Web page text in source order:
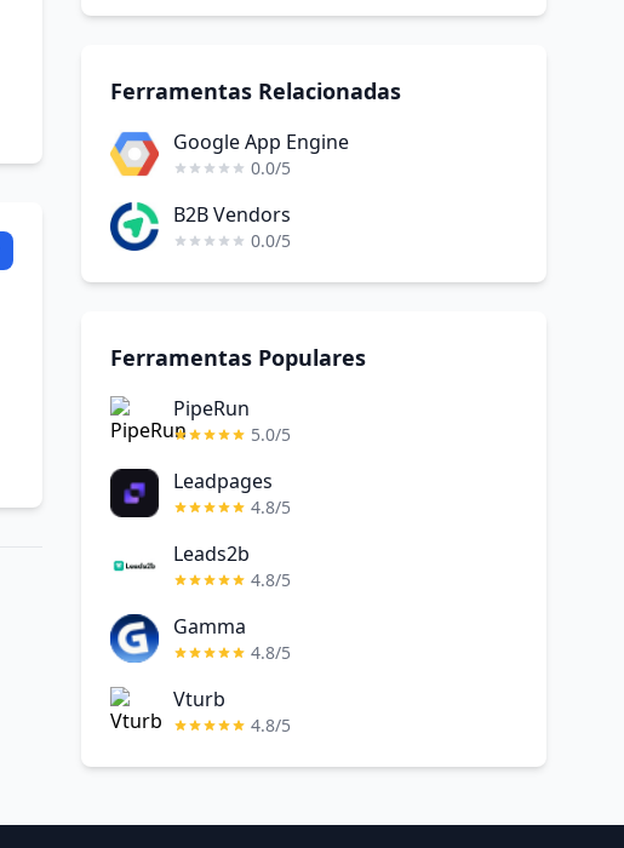
Ferramentas Relacionadas
Google App Engine
0.0/5
B2B Vendors
0.0/5
Ferramentas Populares
PipeRun
5.0/5
Leadpages
4.8/5
Leads2b
4.8/5
Gamma
4.8/5
Vturb
4.8/5